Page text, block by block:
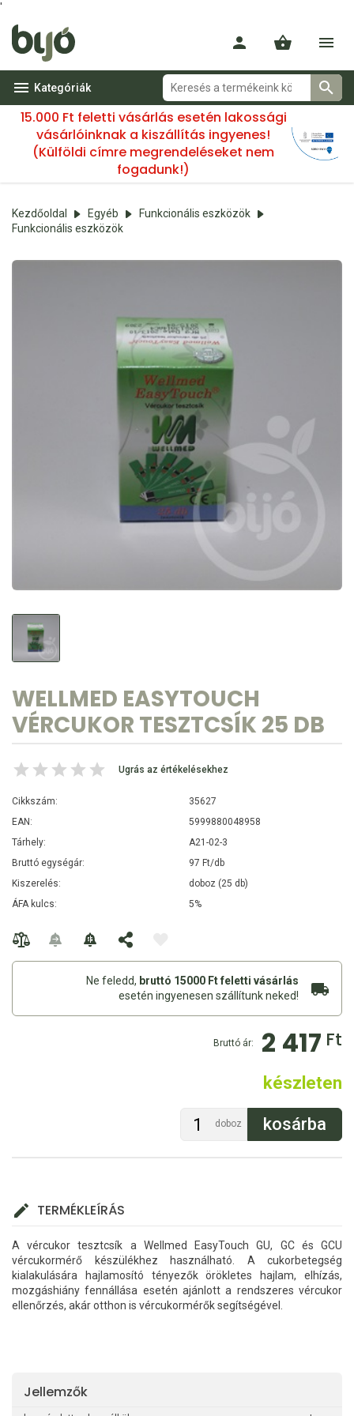
'
Kategóriák
15.000 Ft feletti vásárlás esetén lakossági
vásárlóinknak a kiszállítás ingyenes!
(Külföldi címre megrendeléseket nem
fogadunk!)
Kezdőoldal Egyéb
Funkcionális eszközök
Funkcionális eszközök
WELLMED EASYTOUCH
VÉRCUKOR TESZTCSÍK 25 DB
Ugrás az értékelésekhez
Cikkszám:
35627
EAN:
5999880048958
Tárhely:
A21-02-3
Bruttó egységár:
97 Ft/db
Kiszerelés:
doboz (25 db)
ÁFA kulcs:
5%
Ne feledd, bruttó 15000 Ft feletti vásárlás
esetén ingyenesen szállítunk neked!
Bruttó ár: 2 417 Ft
készleten
doboz
TERMÉKLEÍRÁS
A vércukor tesztcsík a Wellmed EasyTouch GU, GC és GCU
vércukormérő készülékhez használható. A cukorbetegség
kialakulására hajlamosító tényezők örökletes hajlam, elhízás,
mozgáshiány fennállása esetén ajánlott a rendszeres vércukor
ellenőrzés, akár otthon is vércukormérők segítségével.
Jellemzők